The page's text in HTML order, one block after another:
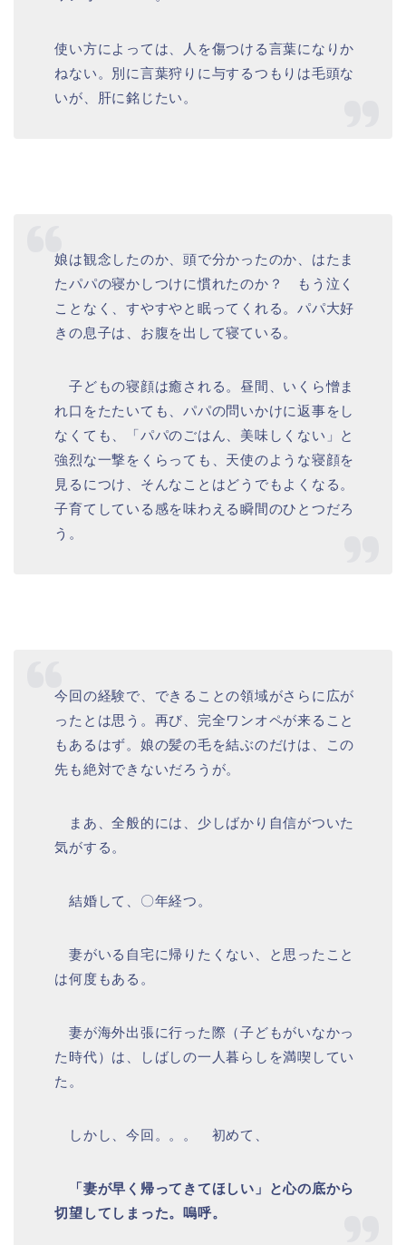
使い方によっては、人を傷つける言葉になりか
ねない。別に言葉狩りに与するつもりは毛頭な
いが、肝に銘じたい。
娘は観念したのか、頭で分かったのか、はたま
たパパの寝かしつけに慣れたのか？ もう泣く
ことなく、すやすやと眠ってくれる。パパ大好
きの息子は、お腹を出して寝ている。
子どもの寝顔は癒される。昼間、いくら憎ま
れ口をたたいても、パパの問いかけに返事をし
なくても、「パパのごはん、美味しくない」と
強烈な一撃をくらっても、天使のような寝顔を
見るにつけ、そんなことはどうでもよくなる。
子育てしている感を味わえる瞬間のひとつだろ
う。
今回の経験で、できることの領域がさらに広が
ったとは思う。再び、完全ワンオペが来ること
もあるはず。娘の髪の毛を結ぶのだけは、この
先も絶対できないだろうが。
まあ、全般的には、少しばかり自信がついた
気がする。
結婚して、〇年経つ。
妻がいる自宅に帰りたくない、と思ったこと
は何度もある。
妻が海外出張に行った際（子どもがいなかっ
た時代）は、しばしの一人暮らしを満喫してい
た。
しかし、今回。。。 初めて、
「妻が早く帰ってきてほしい」と心の底から
切望してしまった。嗚呼。